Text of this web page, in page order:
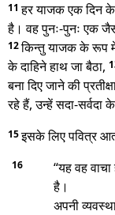
11हर याजक एक दिन के
है। वह पुनः-पुनः एक
12किन्तु याजक के रूप में
के दाहिने हाथ जा बैठा,
बना दिए जाने की
रहे हैं, उन्हें सदा-सर्वदा
15इसके लिए पवित्र
16
“यह वह
है।
अपनी